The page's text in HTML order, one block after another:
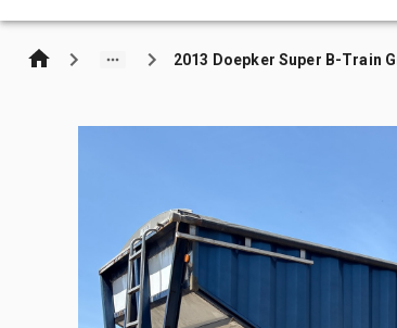
2013 Doepker Super B-Train